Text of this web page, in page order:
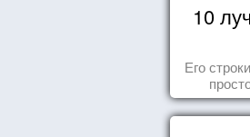
10
Его